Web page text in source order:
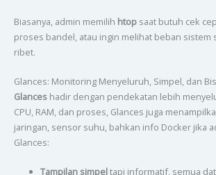
Biasanya, admin memilih htopsaat butuh cek
proses bandel, atau ingin melihat beban sistem
ribet.
Glances: Monitoring Menyeluruh, Simpel, dan
Glanceshadir dengan pendekatan lebih
CPU, RAM, dan proses, Glances juga
jaringan, sensor suhu, bahkan info Docker jika
Glances:
Tampilan simpeltapi informatif, semua